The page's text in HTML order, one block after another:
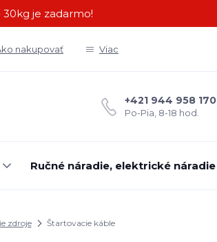
je zadarmo!
nakupovať Viac
+421 944 958 170
Po-Pia, 8-18 hod.
Ručné náradie, elektrické náradie
zdroje Štartovacie káble